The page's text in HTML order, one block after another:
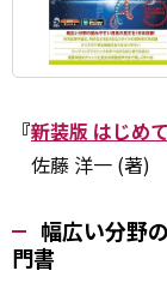
『新装版 はじめ
佐藤 洋一 (著)
幅広い分野
門書